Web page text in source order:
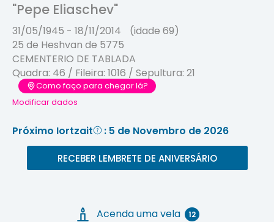
"Pepe Eliaschev"
31/05/1945 - 18/11/2014
(idade 69)
25 de Heshvan de 5775
CEMENTERIO DE TABLADA
Quadra: 46 / Fileira: 1016 / Sepultura: 21
Como faço para chegar lá?
Modificar dados
Próximo Iortzait : 5 de Novembro de 2026
RECEBER LEMBRETE DE ANIVERSÁRIO
Acenda uma vela 12